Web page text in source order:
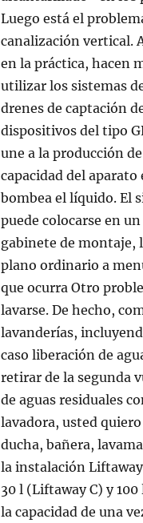
Luego está el
canalización vertical.
en la práctica, hacen
utilizar los sistemas
drenes de captación
dispositivos del tipo
une a la producción
capacidad del
bombea el líquido. El
puede colocarse en
gabinete de montaje,
plano ordinario a
que ocurra Otro
lavarse. De hecho,
lavanderías,
caso liberación de
retirar de la segunda
de aguas residuales
lavadora, usted
ducha, bañera,
la instalación
30 l (Liftaway C) y
la capacidad de una